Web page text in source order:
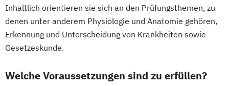
Inhaltlich orientieren sie sich an den Prüfungsthemen, zu
denen unter anderem Physiologie und Anatomie gehören,
Erkennung und Unterscheidung von Krankheiten sowie
Gesetzeskunde.
Welche Voraussetzungen sind zu erfüllen?